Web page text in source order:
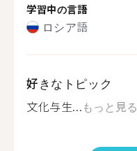
学習中の言語
ロシア語
好きなトピック
文化与生...もっと見る